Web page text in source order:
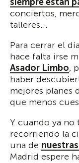
siempre están
conciertos,
talleres...
Para cerrar el
hace falta irse
Asador Limbo,
haber
mejores planes
que menos
Y cuando ya no
recorriendo la
una de
Madrid espere